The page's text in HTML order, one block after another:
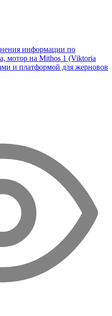
информации по
мотор на Mithos 1 (Viktoria
и платформой для жерновов